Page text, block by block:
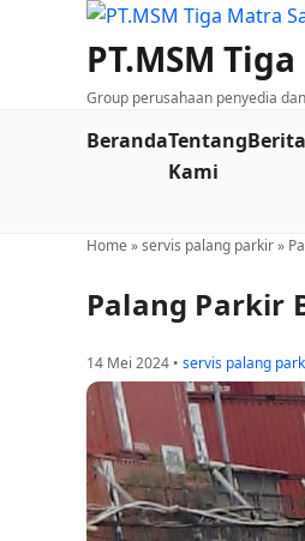
PT.MSM
Group perusahaan penyedia
BerandaTentang
Kami
Berita
Home »servis palang parkir»
Palang Parkir
14 Mei 2024 • servis palang